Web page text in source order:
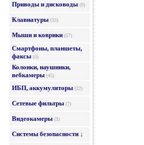
Приводы и дисководы (0)
Клавиатуры (33)
Мыши и коврики (57)
Смартфоны, планшеты,
факсы (0)
Колонки, наушники,
вебкамеры (45)
ИБП, аккумуляторы (22)
Сетевые фильтры (7)
Видеокамеры (3)
Системы безопасности ↓